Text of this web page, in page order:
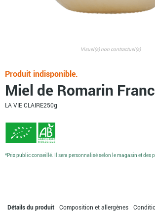
Visuel(s) non contractuel(s)
Miel de Romarin
LA VIE CLAIRE250g
Produit indisponible.
*Prix public conseillé. Il sera personnalisé selon le magasin et des
Détails du produit Composition et allergènes